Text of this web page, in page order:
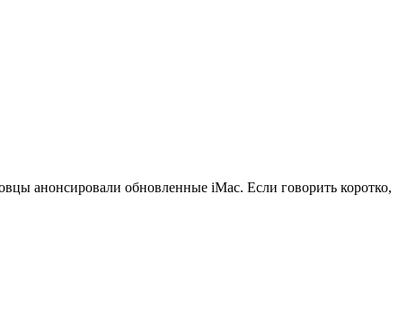
анонсировали обновленные iMac. Если говорить коротко,